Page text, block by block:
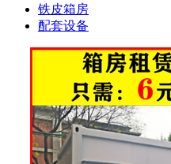
铁皮箱房
配套设备